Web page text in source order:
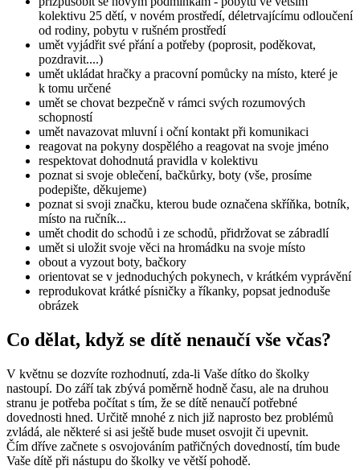
kolektivu 25 dětí, v novém prostředí, déletrvajícímu odloučení
od rodiny, pobytu v rušném prostředí
umět vyjádřit své přání a potřeby (poprosit, poděkovat,
pozdravit....)
umět ukládat hračky a pracovní pomůcky na místo, které je
k tomu určené
umět se chovat bezpečně v rámci svých rozumových
schopností
umět navazovat mluvní i oční kontakt při komunikaci
reagovat na pokyny dospělého a reagovat na svoje jméno
respektovat dohodnutá pravidla v kolektivu
poznat si svoje oblečení, bačkůrky, boty (vše, prosíme
podepište, děkujeme)
poznat si svoji značku, kterou bude označena skříňka, botník,
místo na ručník...
umět chodit do schodů i ze schodů, přidržovat se zábradlí
umět si uložit svoje věci na hromádku na svoje místo
obout a vyzout boty, bačkory
orientovat se v jednoduchých pokynech, v krátkém vyprávění
reprodukovat krátké písničky a říkanky, popsat jednoduše
obrázek
Co dělat, když se dítě nenaučí vše včas?
V květnu se dozvíte rozhodnutí, zda-li Vaše dítko do školky
nastoupí. Do září tak zbývá poměrně hodně času, ale na druhou
stranu je potřeba počítat s tím, že se dítě nenaučí potřebné
dovednosti hned. Určitě mnohé z nich již naprosto bez problémů
zvládá, ale některé si asi ještě bude muset osvojit či upevnit.
Čím dříve začnete s osvojováním patřičných dovedností, tím bude
Vaše dítě při nástupu do školky ve větší pohodě.